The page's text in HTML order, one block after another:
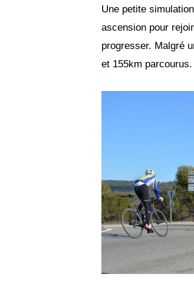
Une petite
ascension pour
progresser. Malgré
et 155km parcourus.